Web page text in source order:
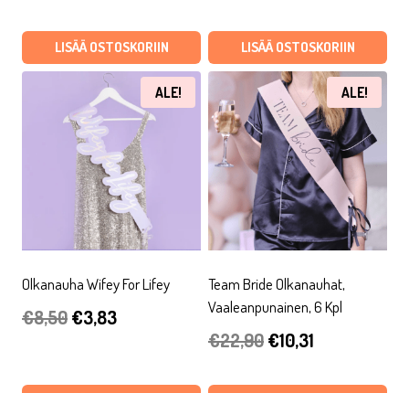
oli:
€20,90.
on:
€9,41.
LISÄÄ OSTOSKORIIN
oli:
€7,90.
on:
€3,56.
LISÄÄ OSTOSKORIIN
ALE!
Olkanauha Wifey For Lifey
€8,50Alkuperäinen
€3,83Nykyinen
ALE!
Team Bride Olkanauhat,
Vaaleanpunainen, 6 Kpl
€22,90Alkuperäinen
€10,31